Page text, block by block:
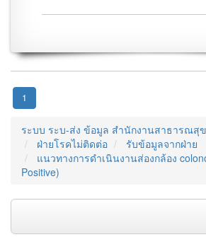
1
ระบบ ระบ-ส่ง ข้อมูล สำนักงานสาธารณสุ
ฝ่ายโรคไม่ติดต่อ
รับข้อมูลจากฝ่าย
แนวทางการดำเนินงานส่องกล้อง
Positive)